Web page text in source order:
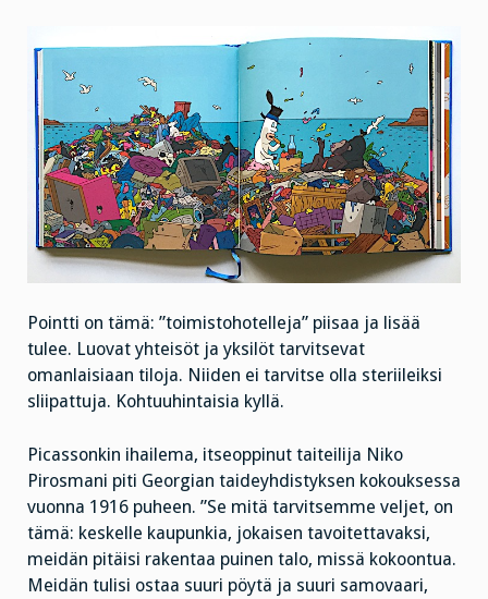
Pointti on tämä: ”toimistohotelleja” piisaa ja lisää
tulee. Luovat yhteisöt ja yksilöt tarvitsevat
omanlaisiaan tiloja. Niiden ei tarvitse olla steriileiksi
sliipattuja. Kohtuuhintaisia kyllä.
Picassonkin ihailema, itseoppinut taiteilija Niko
Pirosmani piti Georgian taideyhdistyksen kokouksessa
vuonna 1916 puheen. ”Se mitä tarvitsemme veljet, on
tämä: keskelle kaupunkia, jokaisen tavoitettavaksi,
meidän pitäisi rakentaa puinen talo, missä kokoontua.
Meidän tulisi ostaa suuri pöytä ja suuri samovaari,